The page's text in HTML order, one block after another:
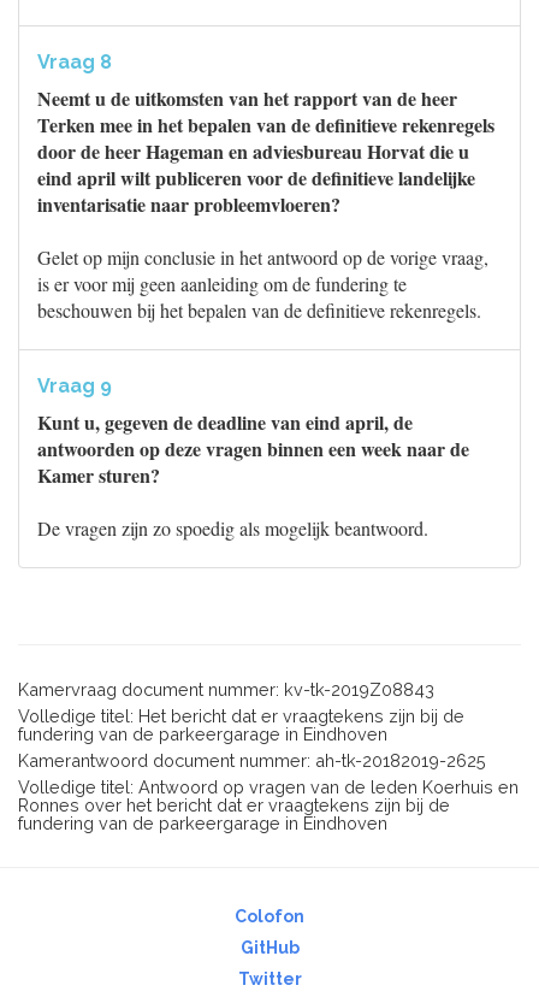
Vraag 8
Neemt u de uitkomsten van het rapport van de heer
Terken mee in het bepalen van de definitieve rekenregels
door de heer Hageman en adviesbureau Horvat die u
eind april wilt publiceren voor de definitieve landelijke
inventarisatie naar probleemvloeren?
Gelet op mijn conclusie in het antwoord op de vorige vraag,
is er voor mij geen aanleiding om de fundering te
beschouwen bij het bepalen van de definitieve rekenregels.
Vraag 9
Kunt u, gegeven de deadline van eind april, de
antwoorden op deze vragen binnen een week naar de
Kamer sturen?
De vragen zijn zo spoedig als mogelijk beantwoord.
Kamervraag document nummer: kv-tk-2019Z08843
Volledige titel: Het bericht dat er vraagtekens zijn bij de
fundering van de parkeergarage in Eindhoven
Kamerantwoord document nummer: ah-tk-20182019-2625
Volledige titel: Antwoord op vragen van de leden Koerhuis en
Ronnes over het bericht dat er vraagtekens zijn bij de
fundering van de parkeergarage in Eindhoven
Colofon
GitHub
Twitter